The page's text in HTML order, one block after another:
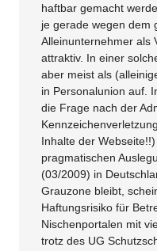
haftbar gemacht
je gerade wegen dem
Alleinunternehmer als
attraktiv. In einer
aber meist als
in Personalunion auf.
die Frage nach der
Inhalte der
pragmatischen
(03/2009) in
Grauzone bleibt,
Haftungsrisiko für
Nischenportalen mit
trotz des UG